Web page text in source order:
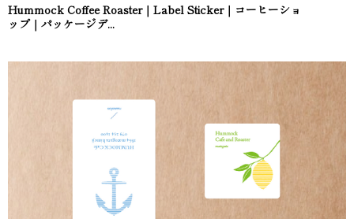
Hummock Coffee Roaster｜Label Sticker｜コーヒーショ
ップ｜パッケージデ...